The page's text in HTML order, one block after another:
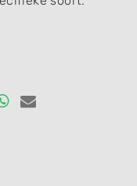
Delen